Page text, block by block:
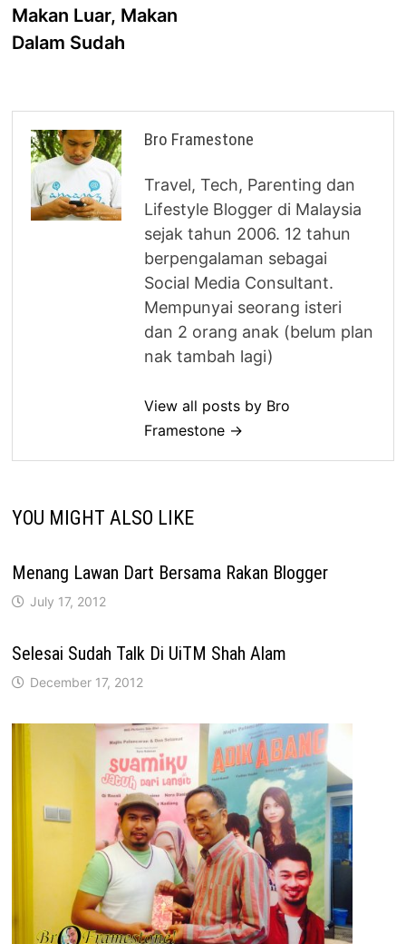
Makan Luar, Makan
Dalam Sudah
Bro Framestone
Travel, Tech, Parenting dan
Lifestyle Blogger di Malaysia
sejak tahun 2006. 12 tahun
berpengalaman sebagai
Social Media Consultant.
Mempunyai seorang isteri
dan 2 orang anak (belum plan
nak tambah lagi)
View all posts by Bro
Framestone →
YOU MIGHT ALSO LIKE
Menang Lawan Dart Bersama Rakan Blogger
July 17, 2012
Selesai Sudah Talk Di UiTM Shah Alam
December 17, 2012